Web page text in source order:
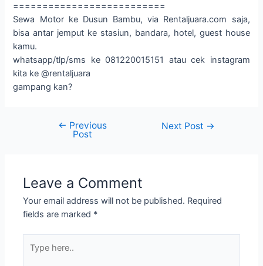
==========================
Sewa Motor ke Dusun Bambu, via Rentaljuara.com saja,
bisa antar jemput ke stasiun, bandara, hotel, guest house
kamu.
whatsapp/tlp/sms ke 081220015151 atau cek instagram
kita ke @rentaljuara
gampang kan?
← Previous
Post
Next Post →
Leave a Comment
Your email address will not be published. Required
fields are marked *